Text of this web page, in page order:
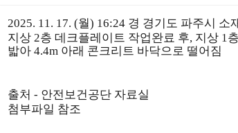
2025. 11. 17. (월) 16:24 경 경기도 파주시 소
지상 2층 데크플레이트 작업완료 후, 지상 1
밟아 4.4m 아래 콘크리트 바닥으로 떨어짐
출처 - 안전보건공단 자료실
첨부파일 참조